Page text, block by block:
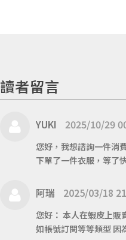
讀者留言
YUKI 2025/10/29
您好，我想諮詢一件消
下單了一件衣服，等了
阿瑞 2025/03/18
您好： 本人在蝦皮上販
如帳號訂閱等等類型 因